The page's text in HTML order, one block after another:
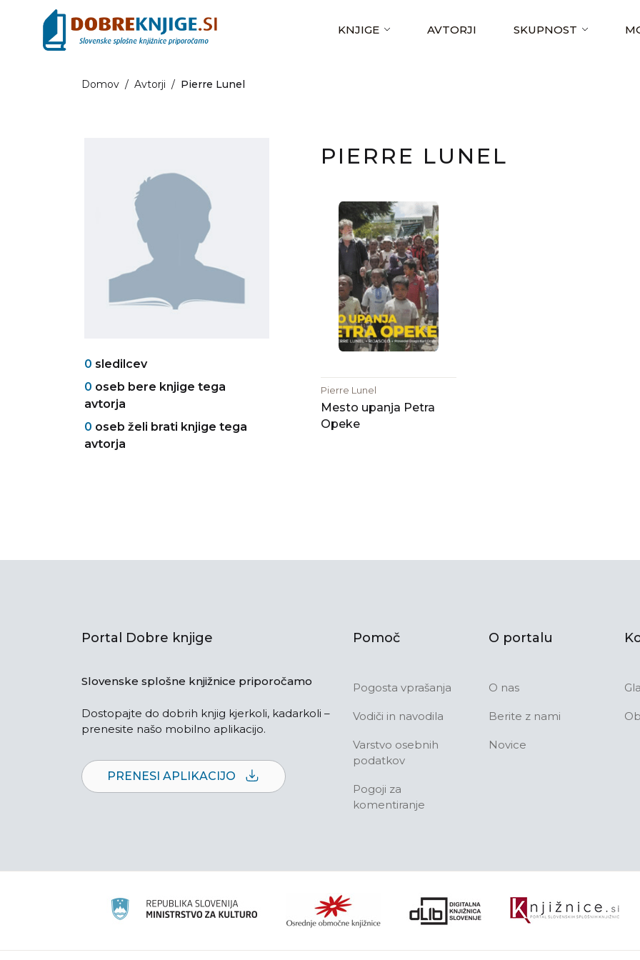
KNJIGE AVTORJI SKUPNOST
Domov / Avtorji / Pierre Lunel
0 sledilcev
0 oseb bere knjige tega
avtorja
0 oseb želi brati knjige tega
avtorja
PIERRE LUNEL
Pierre Lunel
Mesto upanja Petra
Opeke
Portal Dobre knjige
Slovenske splošne knjižnice priporočamo
Dostopajte do dobrih knjig kjerkoli, kadarkoli –
prenesite našo mobilno aplikacijo.
PRENESI APLIKACIJO
Pomoč
Pogosta vprašanja
Vodiči in navodila
Varstvo osebnih
podatkov
Pogoji za
komentiranje
O portalu
O nas
Berite z nami
Novice